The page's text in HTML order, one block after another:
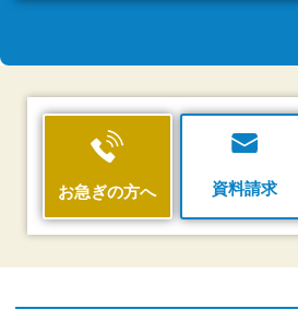
お急ぎの方へ 資料請求